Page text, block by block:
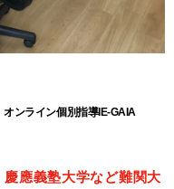
オンライン個別指導IE-GAIA
應義塾大学など難関大